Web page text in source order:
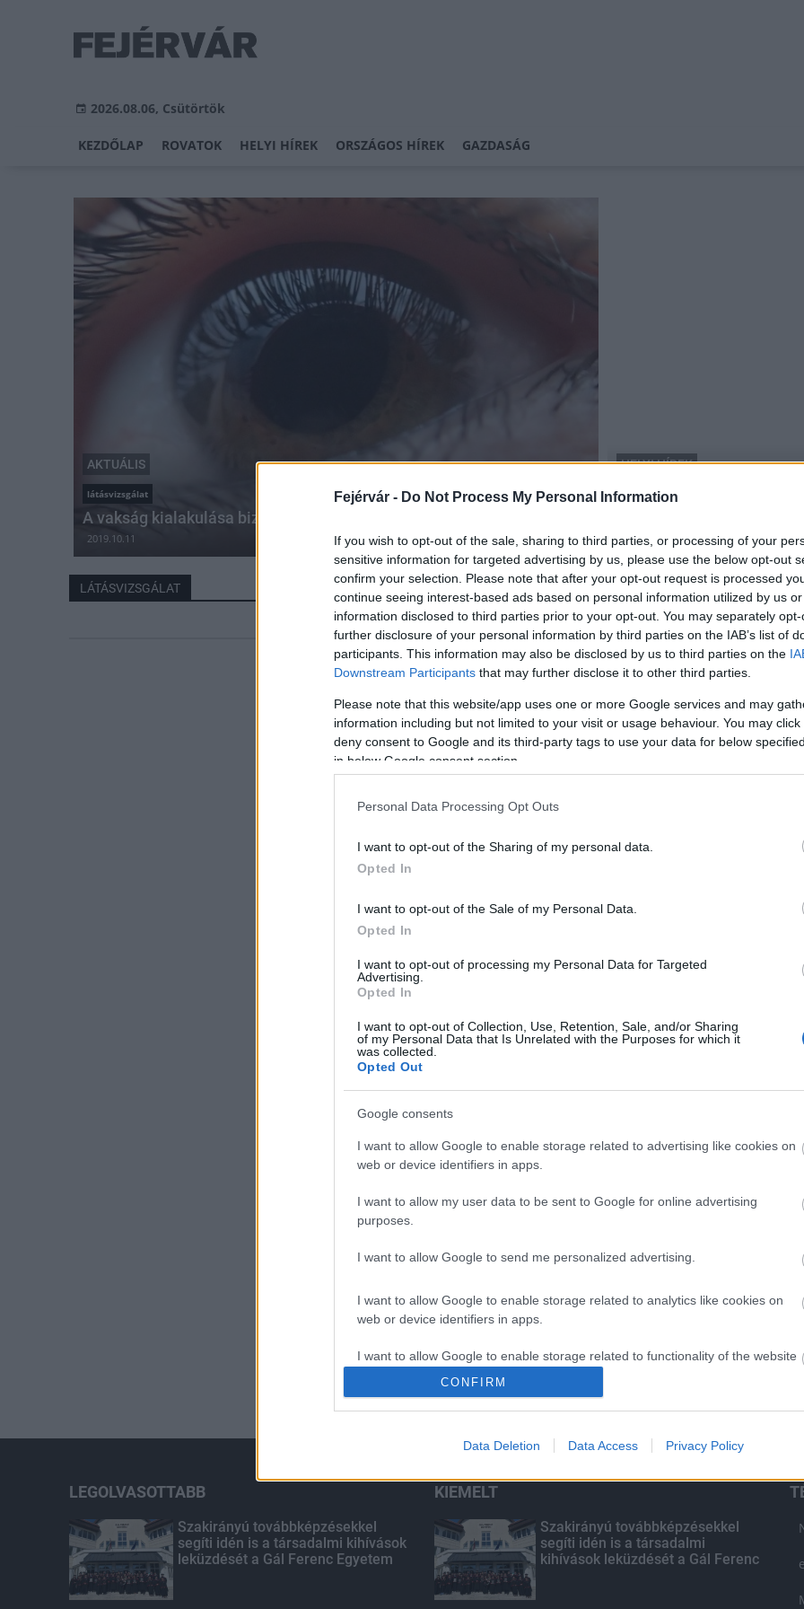
Fejérvár - Do Not Process My Personal Information
If you wish to opt-out of the sale, sharing to third parties, or processing of your
sensitive information for targeted advertising by us, please use the below opt-out
confirm your selection. Please note that after your opt-out request is processed
continue seeing interest-based ads based on personal information utilized by us
information disclosed to third parties prior to your opt-out. You may separately
further disclosure of your personal information by third parties on the IAB’s list of
participants. This information may also be disclosed by us to third parties on the
Downstream Participants that may further disclose it to other third parties.
Please note that this website/app uses one or more Google services and may
information including but not limited to your visit or usage behaviour. You may
deny consent to Google and its third-party tags to use your data for below
in below Google consent section.
Personal Data Processing Opt Outs
I want to opt-out of the Sharing of my personal data.
Opted In
I want to opt-out of the Sale of my Personal Data.
Opted In
I want to opt-out of processing my Personal Data for Targeted
Advertising.
Opted In
I want to opt-out of Collection, Use, Retention, Sale, and/or Sharing
of my Personal Data that Is Unrelated with the Purposes for which it
was collected.
Opted Out
Google consents
I want to allow Google to enable storage related to advertising like cookies on
web or device identifiers in apps.
I want to allow my user data to be sent to Google for online advertising
purposes.
I want to allow Google to send me personalized advertising.
I want to allow Google to enable storage related to analytics like cookies on
web or device identifiers in apps.
I want to allow Google to enable storage related to functionality of the website
I want to allow Google to enable storage related to personalization.
I want to allow Google to enable storage related to security, including
CONFIRM
Data Deletion Data Access Privacy Policy
2026.08.06, Csütörtök
KEZDŐLAP ROVATOK HELYI HÍREK ORSZÁGOS HÍREK GAZDASÁG
AKTUÁLIS
látásvizsgálat
A vakság kialakulása bizonyos esetekben megelőzhető
2019.10.11
HELYI HÍREK
Dunaújváros
Korszerű eszközzel
2017.05.04
LÁTÁSVIZSGÁLAT
LEGOLVASOTTABB
Szakirányú továbbképzésekkel
segíti idén is a társadalmi kihívások
leküzdését a Gál Ferenc Egyetem
KIEMELT
Szakirányú továbbképzésekkel
segíti idén is a társadalmi
kihívások leküzdését a Gál Ferenc